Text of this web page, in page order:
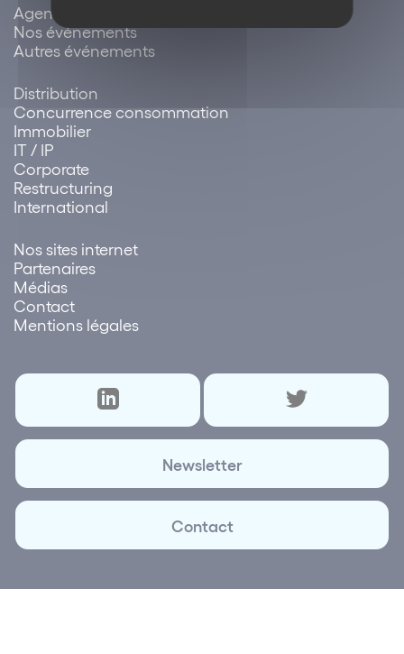
Agenda / évènements
Nos événements
Autres événements
Distribution
Concurrence consommation
Immobilier
IT / IP
Corporate
Restructuring
International
Nos sites internet
Partenaires
Médias
Contact
Mentions légales
Newsletter
Contact